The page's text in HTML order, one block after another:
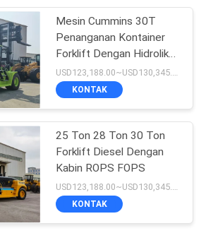
Mesin Cummins 30T
Penanganan Kontainer
Forklift Dengan Hidrolik
Fork Positioner
USD123,188.00~USD130,345.00/ Unit MOQ:1 unit
KONTAK
25 Ton 28 Ton 30 Ton
Forklift Diesel Dengan
Kabin ROPS FOPS
USD123,188.00~USD130,345.00/ Unit MOQ:1 unit
KONTAK